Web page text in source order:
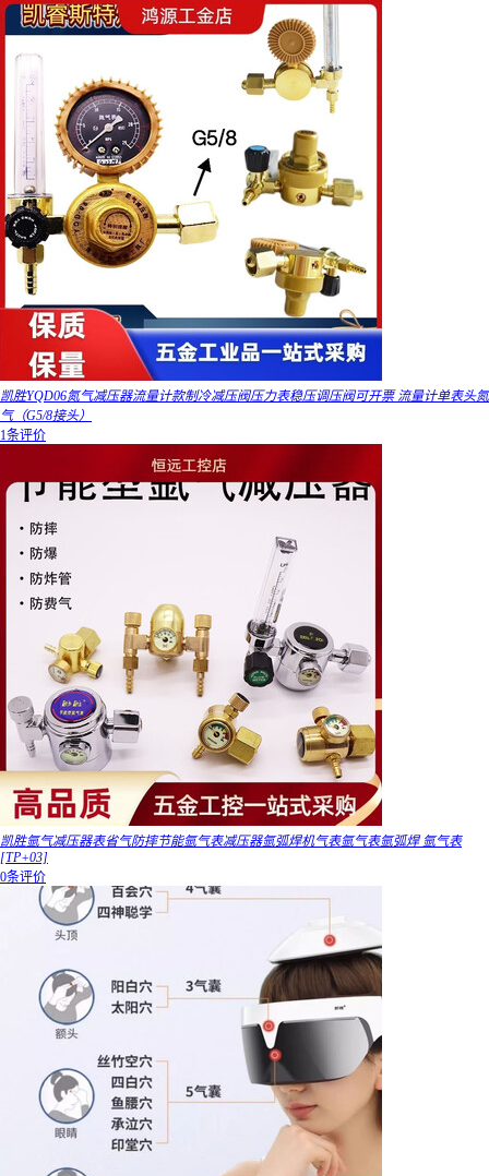
凯胜YQD06氮气减压器流量计款制冷减压阀压力表稳压调压阀可开票 流量计单表头氮
气（G5/8接头）
1条评价
凯胜氩气减压器表省气防摔节能氩气表减压器氩弧焊机气表氩气表氩弧焊 氩气表
[TP+03]
0条评价